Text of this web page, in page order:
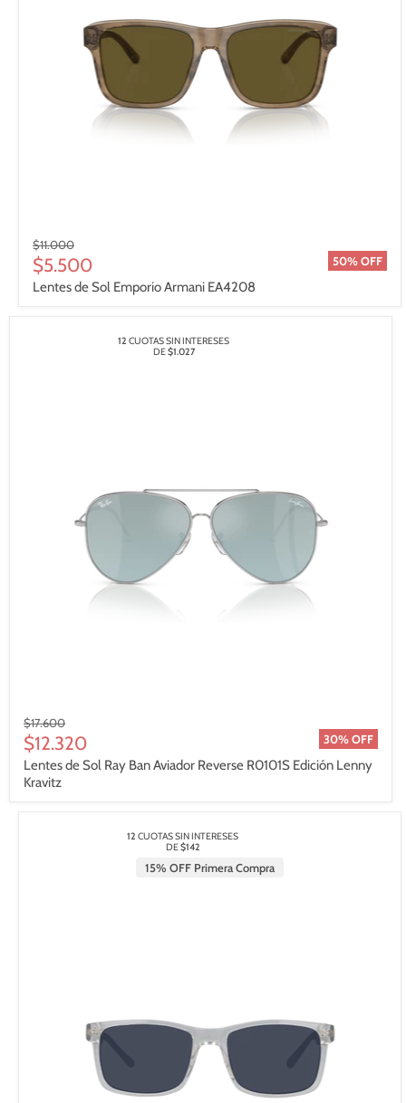
50% OFF
Precio
original
$11.000
Precio
actual
$5.500
Lentes de Sol Emporio Armani EA4208
12 CUOTAS SIN INTERESES
DE$1.027
30% OFF
Precio
original
$17.600
Precio
actual
$12.320
Lentes de Sol Ray Ban Aviador Reverse R0101S Edición Lenny
Kravitz
12 CUOTAS SIN INTERESES
DE$142
15% OFF Primera Compra